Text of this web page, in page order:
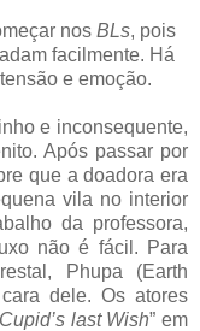
nos BLs, pois
facilmente. Há
e emoção.
e inconsequente,
Após passar por
que a doadora era
vila no interior
da professora,
não é fácil. Para
Phupa (Earth
dele. Os atores
last Wish” em